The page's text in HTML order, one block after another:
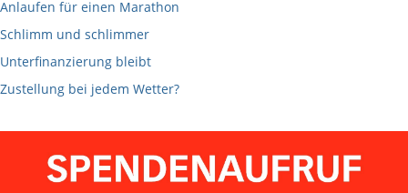
Anlaufen für einen Marathon
Schlimm und schlimmer
Unterfinanzierung bleibt
Zustellung bei jedem Wetter?